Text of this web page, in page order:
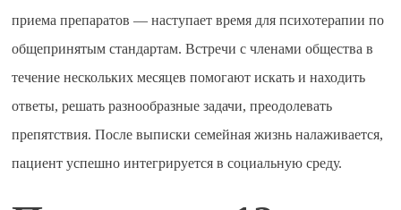
приема препаратов — наступает время для психотерапии по
общепринятым стандартам. Встречи с членами общества в
течение нескольких месяцев помогают искать и находить
ответы, решать разнообразные задачи, преодолевать
препятствия. После выписки семейная жизнь налаживается,
пациент успешно интегрируется в социальную среду.